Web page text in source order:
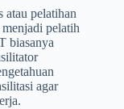
atau pelatihan
pelatih
biasanya
agar